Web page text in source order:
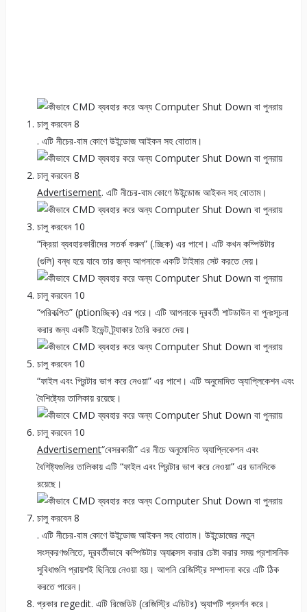
. এটি নীচের-বাম কোণে উইন্ডোজ আইকন সহ বোতাম।
Advertisement. এটি নীচের-বাম কোণে উইন্ডোজ আইকন সহ বোতাম।
“ক্রিয়া ব্যবহারকারীদের সতর্ক করুন” (.চ্ছিক) এর পাশে। এটি কখন কম্পিউটার
(গুলি) বন্ধ হয়ে যাবে তার জন্য আপনাকে একটি টাইমার সেট করতে দেয়।
“পরিকল্পিত” (ptionচ্ছিক) এর পরে। এটি আপনাকে দূরবর্তী শাটডাউন বা পুনঃসূচনা
করার জন্য একটি ইভেন্ট ট্র্যাকার তৈরি করতে দেয়।
“ফাইল এবং প্রিন্টার ভাগ করে নেওয়া” এর পাশে। এটি অনুমোদিত অ্যাপ্লিকেশন এবং
বৈশিষ্ট্যের তালিকায় রয়েছে।
Advertisement“বেসরকারী” এর নীচে অনুমোদিত অ্যাপ্লিকেশন এবং
বৈশিষ্ট্যগুলির তালিকায় এটি “ফাইল এবং প্রিন্টার ভাগ করে নেওয়া” এর ডানদিকে
রয়েছে।
. এটি নীচের-বাম কোণে উইন্ডোজ আইকন সহ বোতাম। উইন্ডোজের নতুন
সংস্করণগুলিতে, দূরবর্তীভাবে কম্পিউটার অ্যাক্সেস করার চেষ্টা করার সময় প্রশাসনিক
সুবিধাগুলি প্রায়শই ছিনিয়ে নেওয়া হয়। আপনি রেজিস্ট্রি সম্পাদনা করে এটি ঠিক
করতে পারেন।
প্রকার regedit. এটি রিজেডিট (রেজিস্ট্রি এডিটর) অ্যাপটি প্রদর্শন করে।